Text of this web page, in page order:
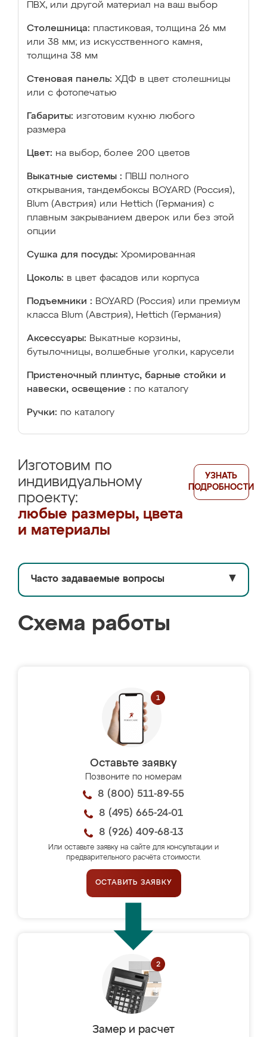
ПВХ, или другой материал на ваш выбор
Столешница: пластиковая, толщина 26 мм
или 38 мм; из искусственного камня,
толщина 38 мм
Стеновая панель: ХДФ в цвет столешницы
или с фотопечатью
Габариты: изготовим кухню любого
размера
Цвет: на выбор, более 200 цветов
Выкатные системы :
ПВШ полного
открывания, тандембоксы BOYARD (Россия),
Blum (Австрия) или Hettich (Германия) с
плавным закрыванием дверок или без этой
опции
Сушка для посуды: Хромированная
Цоколь: в цвет фасадов или корпуса
Подъемники : BOYARD (Россия) или премиум
класса Blum (Австрия), Hettich (Германия)
Аксессуары: Выкатные корзины,
бутылочницы, волшебные уголки, карусели
Пристеночный плинтус, барные стойки и
навески, освещение : по каталогу
Ручки: по каталогу
Изготовим по
индивидуальному
проекту:
любые размеры, цвета
и материалы
УЗНАТЬ
ПОДРОБНОСТИ
Часто задаваемые вопросы ▼
Схема работы
Оставьте заявку
Позвоните по номерам
8 (800) 511-89-55
8 (495) 665-24-01
8 (926) 409-68-13
Или оставьте заявку на сайте для консультации и
предварительного расчёта стоимости.
ОСТАВИТЬ ЗАЯВКУ
Замер и расчет